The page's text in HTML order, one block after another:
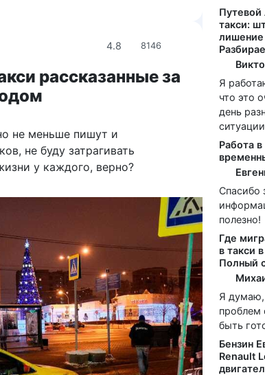
8146
4.8
рассказанные за
не меньше пишут и
не буду затрагивать
у каждого, верно?
Путевой
такси:
лишение
Я
что это
день
Работа
Спасибо
полезно!
Где
в такси
Полный
Я думаю,
проблем
быть
Бензин
Renault